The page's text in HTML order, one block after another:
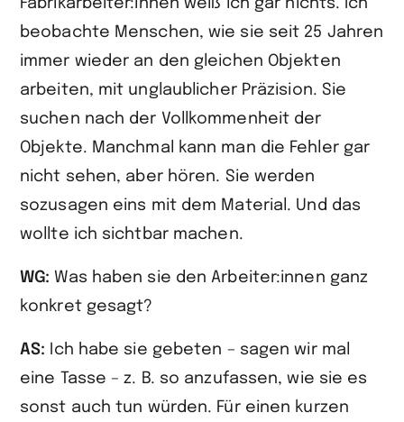
Fabrikarbeiter:innen weiß ich gar nichts. Ich
beobachte Menschen, wie sie seit 25 Jahren
immer wieder an den gleichen Objekten
arbeiten, mit unglaublicher Präzision. Sie
suchen nach der Vollkommenheit der
Objekte. Manchmal kann man die Fehler gar
nicht sehen, aber hören. Sie werden
sozusagen eins mit dem Material. Und das
wollte ich sichtbar machen.
WG: Was haben sie den Arbeiter:innen ganz
konkret gesagt?
AS:
Ich habe sie gebeten – sagen wir mal
eine Tasse – z. B. so anzufassen, wie sie es
sonst auch tun würden. Für einen kurzen